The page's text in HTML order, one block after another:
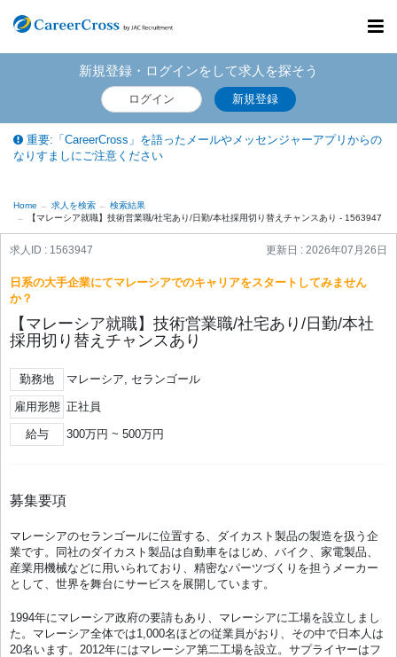
新規登録・ログインをして求人を探そう
ログイン 新規登録
重要:「CareerCross」を語ったメールやメッセンジャーアプリからの
なりすましにご注意ください
Home 求人を検索
検索結果
【マレーシア就職】技術営業職/社宅あり/日勤/本社採用切り替えチャンスあり - 1563947
求人ID : 1563947 更新日 : 2026年07月26日
日系の大手企業にてマレーシアでのキャリアをスタートしてみません
か？
【マレーシア就職】技術営業職/社宅あり/日勤/本社
採用切り替えチャンスあり
勤務地 マレーシア, セランゴール
雇用形態 正社員
給与 300万円 ~ 500万円
募集要項
マレーシアのセランゴールに位置する、ダイカスト製品の製造を扱う企
業です。同社のダイカスト製品は自動車をはじめ、バイク、家電製品、
産業用機械などに用いられており、精密なパーツづくりを担うメーカー
として、世界を舞台にサービスを展開しています。
1994年にマレーシア政府の要請もあり、マレーシアに工場を設立しまし
た。マレーシア全体では1,000名ほどの従業員がおり、その中で日本人は
20名います。2012年にはマレーシア第二工場を設立。サプライヤーはフ